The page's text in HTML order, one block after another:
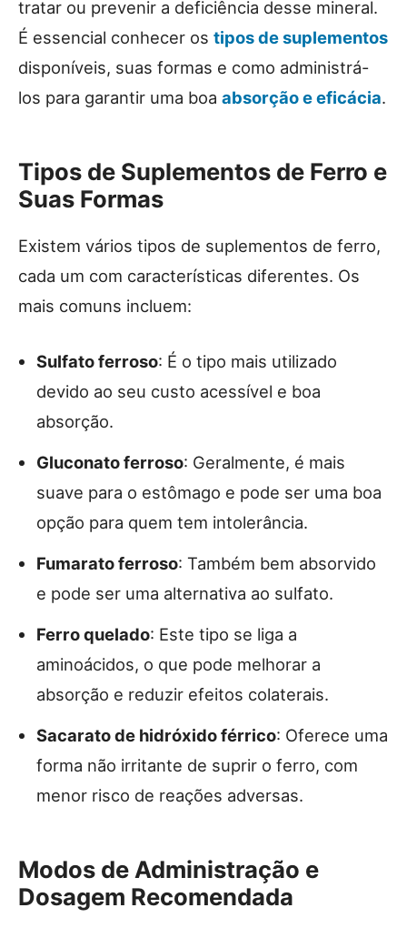
tratar ou prevenir a deficiência desse mineral.
É essencial conhecer os tipos de suplementos
disponíveis, suas formas e como administrá-
los para garantir uma boa absorção e eficácia.
Tipos de Suplementos de Ferro e
Suas Formas
Existem vários tipos de suplementos de ferro,
cada um com características diferentes. Os
mais comuns incluem:
Sulfato ferroso: É o tipo mais utilizado
devido ao seu custo acessível e boa
absorção.
Gluconato ferroso: Geralmente, é mais
suave para o estômago e pode ser uma boa
opção para quem tem intolerância.
Fumarato ferroso: Também bem absorvido
e pode ser uma alternativa ao sulfato.
Ferro quelado: Este tipo se liga a
aminoácidos, o que pode melhorar a
absorção e reduzir efeitos colaterais.
Sacarato de hidróxido férrico: Oferece uma
forma não irritante de suprir o ferro, com
menor risco de reações adversas.
Modos de Administração e
Dosagem Recomendada